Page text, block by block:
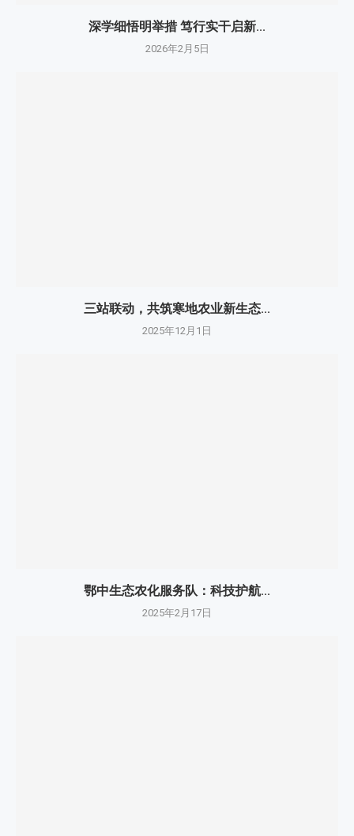
深学细悟明举措 笃行实干启新...
2026年2月5日
三站联动，共筑寒地农业新生态...
2025年12月1日
鄂中生态农化服务队：科技护航...
2025年2月17日